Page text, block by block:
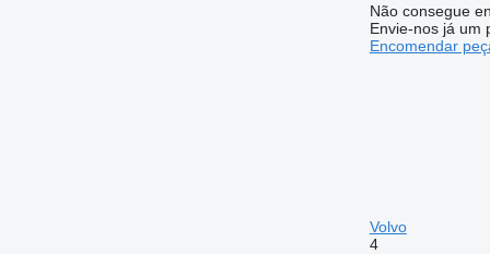
Não consegue
Envie-nos já um
Encomendar
Volvo
4